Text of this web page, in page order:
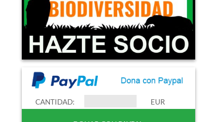
CANTIDAD: EUR